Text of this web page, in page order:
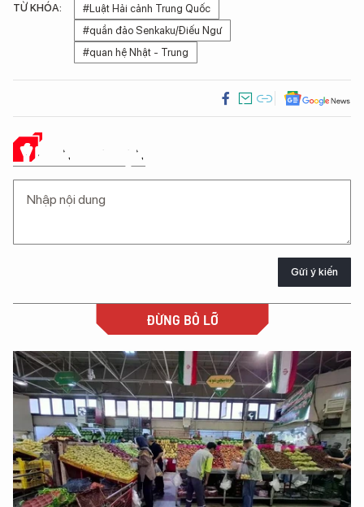
TỪ KHÓA:
#Luật Hải cảnh Trung Quốc
#quần đảo Senkaku/Điếu Ngư
#quan hệ Nhật - Trung
Ý KIẾN CỦA BẠN
Gửi ý kiến
ĐỪNG BỎ LỠ